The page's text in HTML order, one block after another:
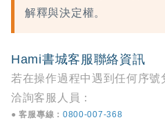
解釋與決定權。
Hami書城客服聯絡資訊
若在操作過程中遇到任何序號
洽詢客服人員：
● 客服專線： 0800-007-368